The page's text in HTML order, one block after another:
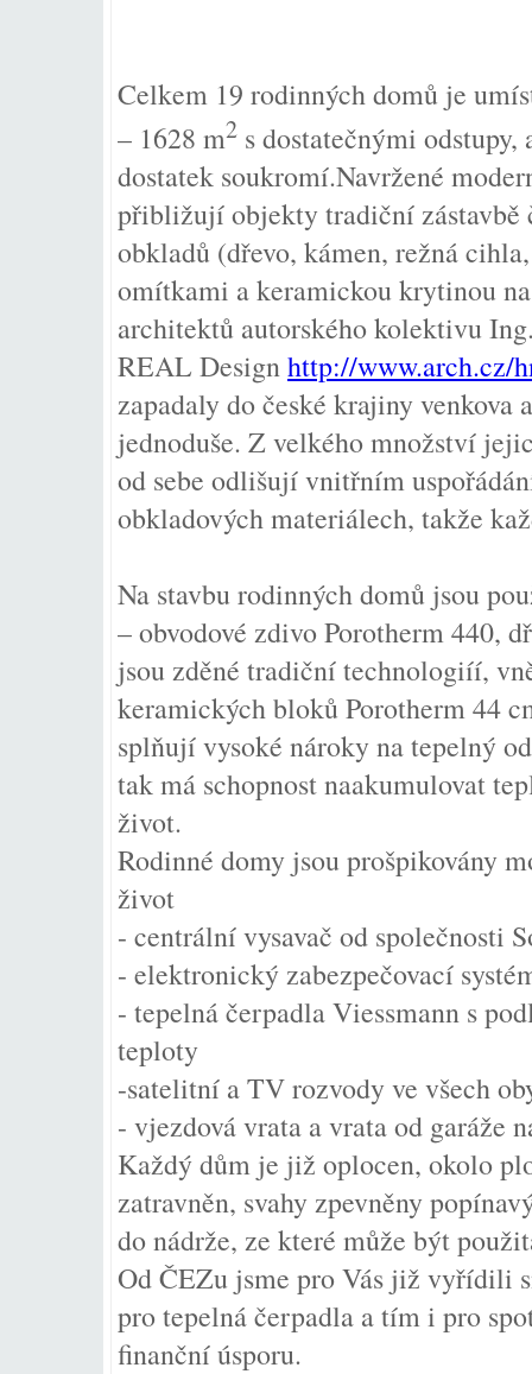
Celkem 19 rodinných domů je
– 1628 m2 s dostatečnými
dostatek soukromí.Navržené
přibližují objekty tradiční
obkladů (dřevo, kámen, režná
omítkami a keramickou krytinou
architektů autorského kolektivu
REAL Designhttp://www.arch.cz/
zapadaly do české krajiny venkova
jednoduše. Z velkého množství
od sebe odlišují vnitřním
obkladových materiálech, takže
Na stavbu rodinných domů jsou
– obvodové zdivo Porotherm 440,
jsou zděné tradiční technologiíí,
keramických bloků Porotherm 44
splňují vysoké nároky na tepelný
tak má schopnost naakumulovat
život.
Rodinné domy jsou prošpikovány
život
- centrální vysavač od společnosti
- elektronický zabezpečovací
- tepelná čerpadla Viessmann s
teploty
-satelitní a TV rozvody ve všech
- vjezdová vrata a vrata od garáže
Každý dům je již oplocen, okolo
zatravněn, svahy zpevněny
do nádrže, ze které může být
Od ČEZu jsme pro Vás již vyřídili
pro tepelná čerpadla a tím i pro
finanční úsporu.